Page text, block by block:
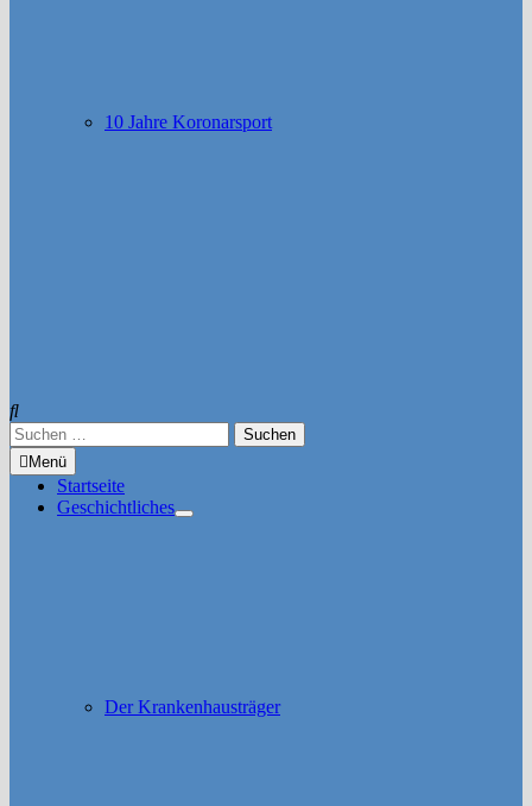
10 Jahre Koronarsport
Suchen
nach:Menü
Startseite
Geschichtliches
Untermenü
Der Krankenhausträger